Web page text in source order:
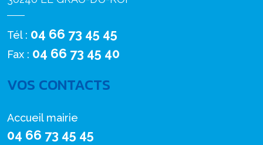
Tél : 04 66 73 45 45
Fax : 04 66 73 45 40
VOS CONTACTS
Accueil mairie
04 66 73 45 45